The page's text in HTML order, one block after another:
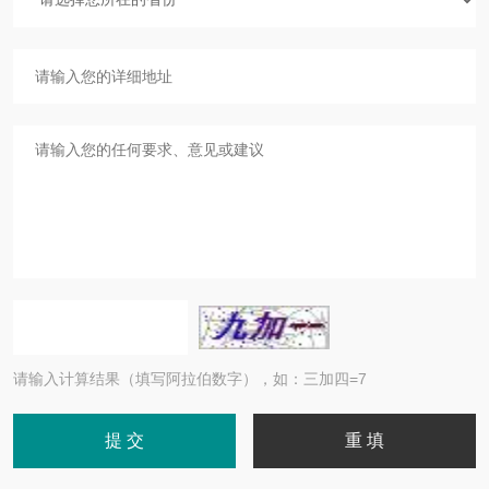
请输入计算结果（填写阿拉伯数字），如：三加四=7